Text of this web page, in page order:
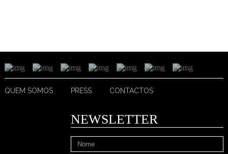
QUEM SOMOS PRESS CONTACTOS
NEWSLETTER